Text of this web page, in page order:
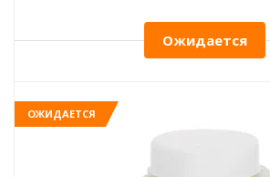
Ожидается
ОЖИДАЕТСЯ